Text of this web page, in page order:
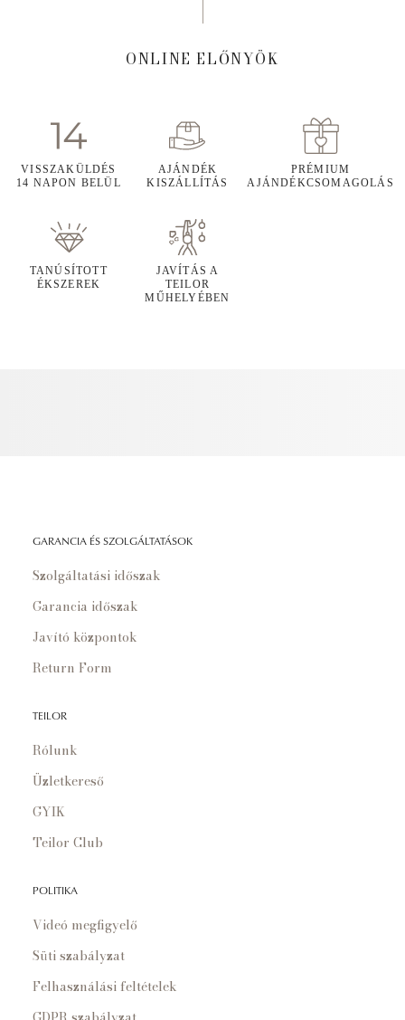
ONLINE ELŐNYÖK
VISSZAKÜLDÉS
14 NAPON BELÜL
AJÁNDÉK
KISZÁLLÍTÁS
PRÉMIUM
AJÁNDÉKCSOMAGOLÁS
TANÚSÍTOTT
ÉKSZEREK
JAVÍTÁS A
TEILOR
MŰHELYÉBEN
GARANCIA ÉS SZOLGÁLTATÁSOK
Szolgáltatási időszak
Garancia időszak
Javító központok
Return Form
TEILOR
Rólunk
Üzletkereső
GYIK
Teilor Club
POLITIKA
Videó megfigyelő
Süti szabályzat
Felhasználási feltételek